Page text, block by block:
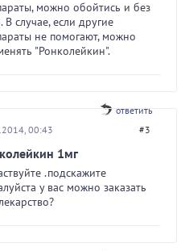
можно обойтись и без
В случае, если другие
не помогают, можно
"Ронколейкин".
ответить
00:43 #3
1мг
.подскажите
у вас можно заказать